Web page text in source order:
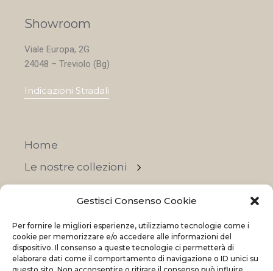
Gestisci Consenso Cookie
Per fornire le migliori esperienze, utilizziamo tecnologie come i
cookie per memorizzare e/o accedere alle informazioni del
dispositivo. Il consenso a queste tecnologie ci permetterà di
elaborare dati come il comportamento di navigazione o ID unici su
Showroom
Viale Europa, 2G
24048 – Treviolo (Bg)
Indicazioni Stradali
Home
Le nostre collezioni
OFFERTE